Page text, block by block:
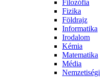
Filozófia
Fizika
Földrajz
Informatika
Irodalom
Kémia
Matematika
Média
Nemzetiségi